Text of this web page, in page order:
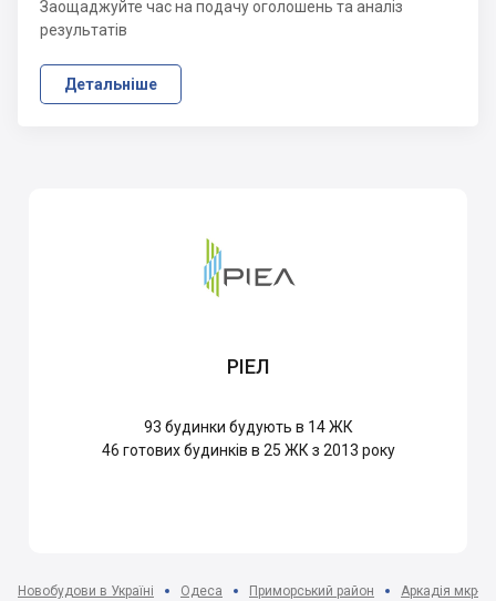
Заощаджуйте час на подачу оголошень та аналіз
результатів
Детальніше
РІЕЛ
93 будинки будують в 14 ЖК
46 готових будинків в 25 ЖК з 2013 року
Новобудови в Україні Одеса Приморський район Аркадія мкр-н